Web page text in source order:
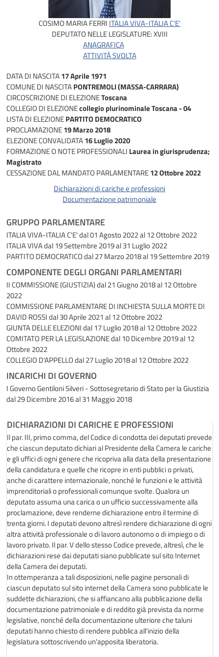
COSIMO MARIA FERRI ITALIA VIVA-ITALIA C'E'
DEPUTATO NELLE LEGISLATURE:XVIII
ANAGRAFICA
ATTIVITÀ SVOLTA
DATA DI NASCITA17 Aprile 1971
COMUNE DI NASCITAPONTREMOLI (MASSA-CARRARA)
CIRCOSCRIZIONE DI ELEZIONEToscana
COLLEGIO DI ELEZIONEcollegio plurinominale Toscana - 04
LISTA DI ELEZIONEPARTITO DEMOCRATICO
PROCLAMAZIONE19 Marzo 2018
ELEZIONE CONVALIDATA16 Luglio 2020
FORMAZIONE O NOTE PROFESSIONALI Laurea in giurisprudenza;
Magistrato
CESSAZIONE DAL MANDATO PARLAMENTARE12 Ottobre 2022
Dichiarazioni di cariche e professioni
Documentazione patrimoniale
GRUPPO PARLAMENTARE
ITALIA VIVA-ITALIA C'E'dal 01 Agosto 2022 al 12 Ottobre 2022
ITALIA VIVAdal 19 Settembre 2019 al 31 Luglio 2022
PARTITO DEMOCRATICOdal 27 Marzo 2018 al 19 Settembre 2019
COMPONENTE DEGLI ORGANI PARLAMENTARI
II COMMISSIONE (GIUSTIZIA)dal 21 Giugno 2018 al 12 Ottobre
2022
COMMISSIONE PARLAMENTARE DI INCHIESTA SULLA MORTE DI
DAVID ROSSIdal 30 Aprile 2021 al 12 Ottobre 2022
GIUNTA DELLE ELEZIONIdal 17 Luglio 2018 al 12 Ottobre 2022
COMITATO PER LA LEGISLAZIONEdal 10 Dicembre 2019 al 12
Ottobre 2022
COLLEGIO D'APPELLOdal 27 Luglio 2018 al 12 Ottobre 2022
INCARICHI DI GOVERNO
I Governo Gentiloni Silveri - Sottosegretario di Stato per la Giustizia
dal 29 Dicembre 2016 al 31 Maggio 2018
DICHIARAZIONI DI CARICHE E PROFESSIONI
Il par. III, primo comma, del Codice di condotta dei deputati prevede
che ciascun deputato dichiari al Presidente della Camera le cariche
e gli uffici di ogni genere che ricopriva alla data della presentazione
della candidatura e quelle che ricopre in enti pubblici o privati,
anche di carattere internazionale, nonché le funzioni e le attività
imprenditoriali o professionali comunque svolte. Qualora un
deputato assuma una carica o un ufficio successivamente alla
proclamazione, deve renderne dichiarazione entro il termine di
trenta giorni. I deputati devono altresì rendere dichiarazione di ogni
altra attività professionale o di lavoro autonomo o di impiego o di
lavoro privato. Il par. V dello stesso Codice prevede, altresì, che le
dichiarazioni rese dai deputati siano pubblicate sul sito Internet
della Camera dei deputati.
In ottemperanza a tali disposizioni, nelle pagine personali di
ciascun deputato sul sito internet della Camera sono pubblicate le
suddette dichiarazioni, che si affiancano alla pubblicazione della
documentazione patrimoniale e di reddito già prevista da norme
legislative, nonché della documentazione ulteriore che taluni
deputati hanno chiesto di rendere pubblica all'inizio della
legislatura sottoscrivendo un'apposita liberatoria.